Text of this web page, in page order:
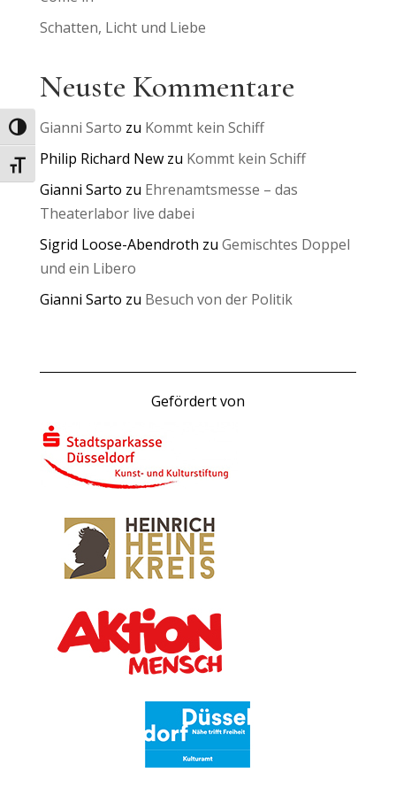
Umschalten auf hohe Kontraste
Schrift vergrößern
Schatten, Licht und Liebe
Neuste Kommentare
Gianni Sarto zu Kommt kein Schiff
Philip Richard Newzu Kommt kein Schiff
Gianni Sarto zu Ehrenamtsmesse – das
Theaterlabor live dabei
Sigrid Loose-Abendroth zu Gemischtes Doppel
und ein Libero
Gianni Sarto zu Besuch von der Politik
Gefördert von